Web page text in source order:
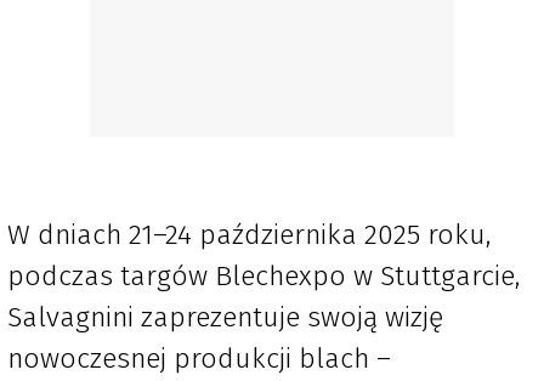
W dniach 21–24 października 2025 roku,
podczas targów Blechexpo w Stuttgarcie,
Salvagnini zaprezentuje swoją wizję
nowoczesnej produkcji blach –